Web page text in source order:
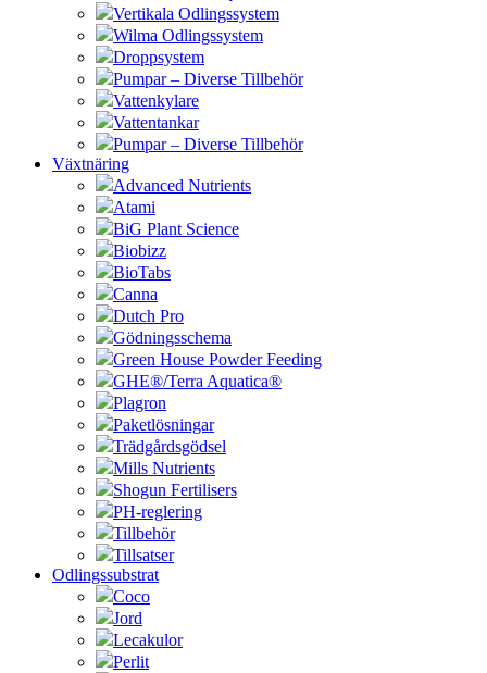
Vertikala Odlingssystem
Wilma Odlingssystem
Droppsystem
Pumpar – Diverse Tillbehör
Vattenkylare
Vattentankar
Pumpar – Diverse Tillbehör
Växtnäring
Advanced Nutrients
Atami
BiG Plant Science
Biobizz
BioTabs
Canna
Dutch Pro
Gödningsschema
Green House Powder Feeding
GHE®/Terra Aquatica®
Plagron
Paketlösningar
Trädgårdsgödsel
Mills Nutrients
Shogun Fertilisers
PH-reglering
Tillbehör
Tillsatser
Odlingssubstrat
Coco
Jord
Lecakulor
Perlit